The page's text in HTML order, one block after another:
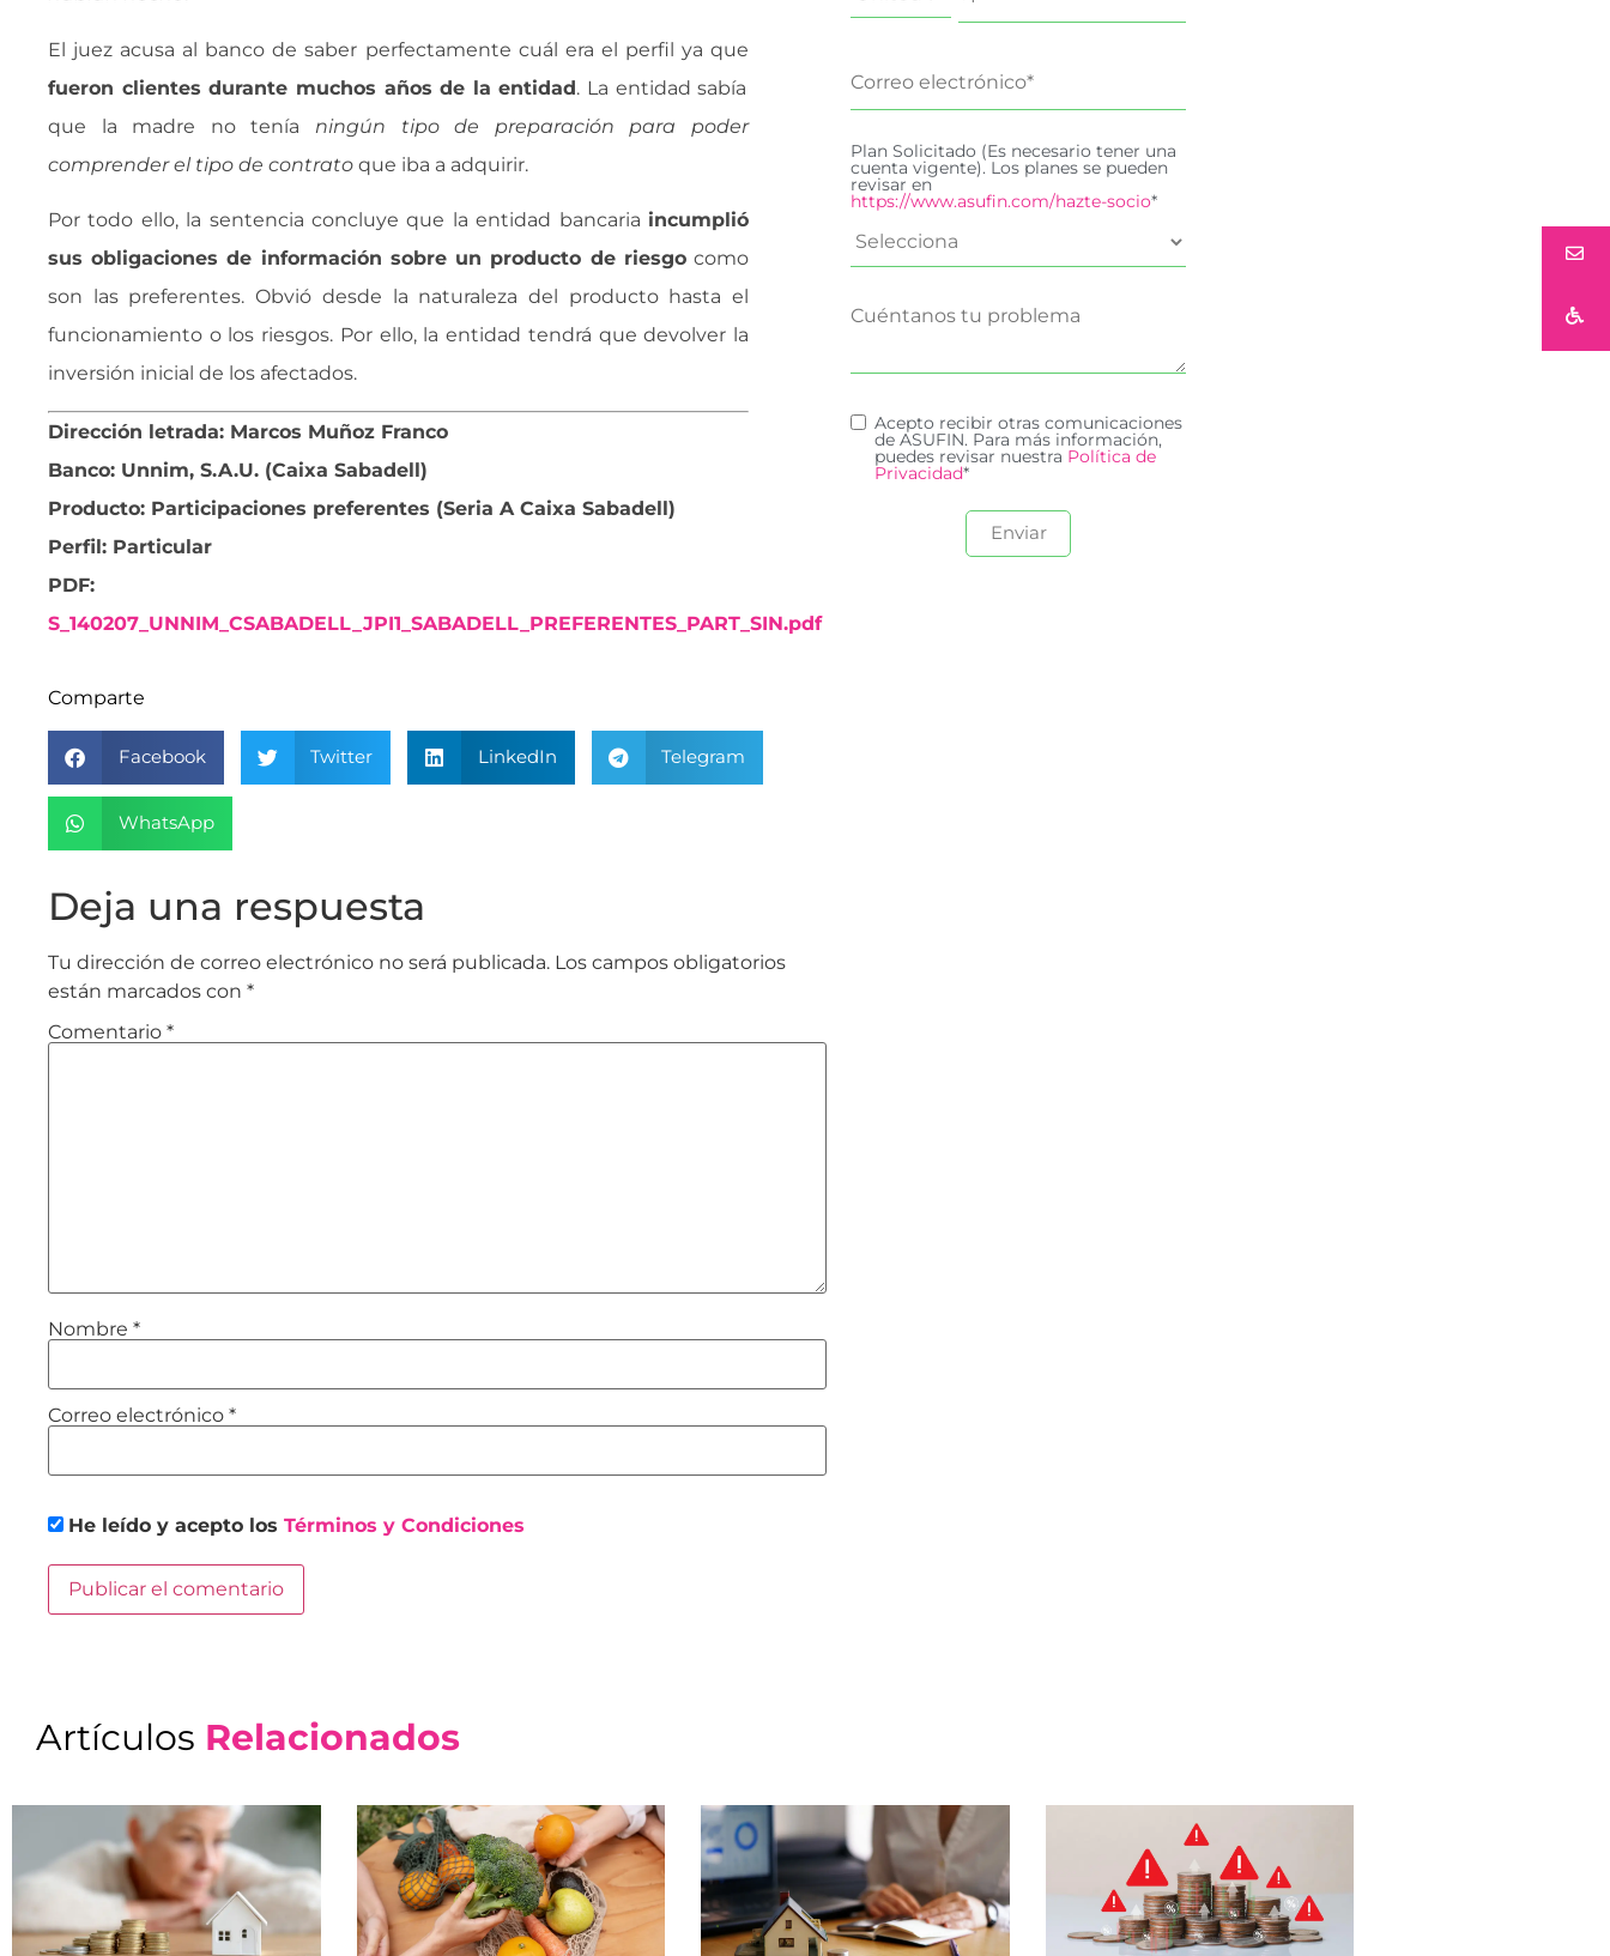
El juez acusa al banco de saber perfectamente cuál era el perfil ya que
fueron clientes durante muchos años de la entidad. La entidad sabía
que la madre no tenía  ningún tipo de preparación para poder
comprender el tipo de contrato  que iba a adquirir.
Por todo ello, la sentencia concluye que la entidad bancaria incumplió
sus obligaciones de información sobre un producto de riesgocomo
son las preferentes. Obvió desde la naturaleza del producto hasta el
funcionamiento o los riesgos. Por ello, la entidad tendrá que devolver la
inversión inicial de los afectados.
Dirección letrada: Marcos Muñoz Franco
Banco: Unnim, S.A.U. (Caixa Sabadell)
Producto: Participaciones preferentes (Seria A Caixa Sabadell)
Perfil: Particular
PDF:
S_140207_UNNIM_CSABADELL_JPI1_SABADELL_PREFERENTES_PART_SIN.pdf
Comparte
Facebook Twitter LinkedIn Telegram
WhatsApp
Deja una respuesta
Tu dirección de correo electrónico no será publicada. Los campos obligatorios
están marcados con *
Comentario *
Nombre *
Correo electrónico *
He leído y acepto los Términos y Condiciones
Plan Solicitado (Es necesario tener una
cuenta vigente). Los planes se pueden
revisar en
https://www.asufin.com/hazte-socio*
Acepto recibir otras comunicaciones
de ASUFIN. Para más información,
puedes revisar nuestra Política de
Privacidad*
Artículos Relacionados